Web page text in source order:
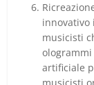
innovativo
musicisti
artificiale